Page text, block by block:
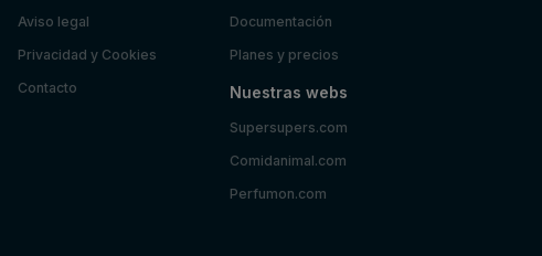
Aviso legal
Privacidad y Cookies
Contacto
Documentación
Planes y precios
Nuestras webs
Supersupers.com
Comidanimal.com
Perfumon.com